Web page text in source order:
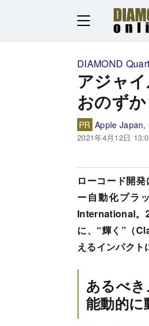
DIAMOND
アジャ
おのず
PR Apple Japan,
2021年4月12日
ローコード開
ー自動化プラ
International。
に、“輝く”（
えるインパクト
あるべき
能動的に